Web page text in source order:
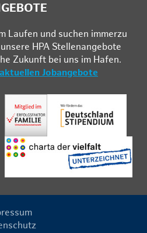
Lau­fen und su­chen im­mer­zu
HPA Stel­len­an­ge­bo­te
Zu­kunft bei uns im Ha­fen.
Jobangebote